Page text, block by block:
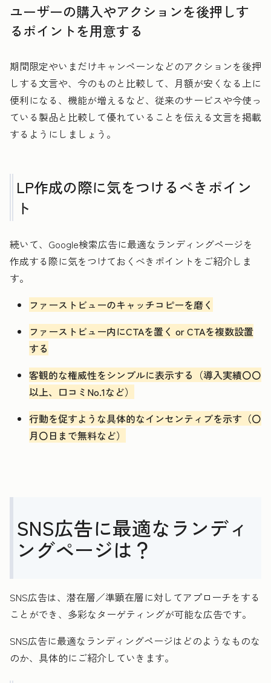
ユーザーの購入やアクションを後押しす
るポイントを用意する
期間限定やいまだけキャンペーンなどのアクションを後押
しする文言や、今のものと比較して、月額が安くなる上に
便利になる、機能が増えるなど、従来のサービスや今使っ
ている製品と比較して優れていることを伝える文言を掲載
するようにしましょう。
LP作成の際に気をつけるべきポイン
ト
続いて、Google検索広告に最適なランディングページを
作成する際に気をつけておくべきポイントをご紹介しま
す。
ファーストビューのキャッチコピーを磨く
ファーストビュー内にCTAを置く or CTAを複数設置
する
客観的な権威性をシンプルに表示する（導入実績〇〇
以上、口コミNo.1など）
行動を促すような具体的なインセンティブを示す（〇
月〇日まで無料など）
SNS広告に最適なランディ
ングページは？
SNS広告は、潜在層／準顕在層に対してアプローチをする
ことができ、多彩なターゲティングが可能な広告です。
SNS広告に最適なランディングページはどのようなものな
のか、具体的にご紹介していきます。